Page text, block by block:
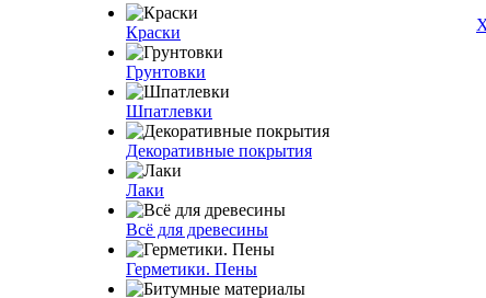
Краски
Грунтовки
Шпатлевки
Декоративные покрытия
Лаки
Всё для древесины
Герметики. Пены